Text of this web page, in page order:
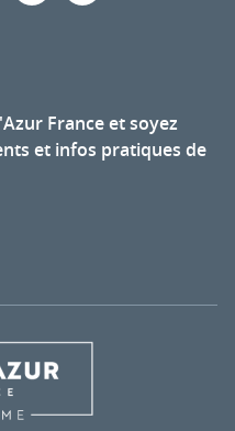
France et soyez
et infos pratiques de